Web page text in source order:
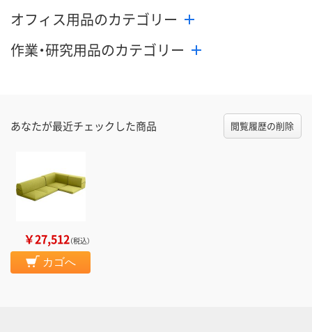
オフィス用品のカテゴリー
作業・研究用品のカテゴリー
あなたが最近チェックした商品 閲覧履歴の削除
￥27,512（税込）
カゴへ